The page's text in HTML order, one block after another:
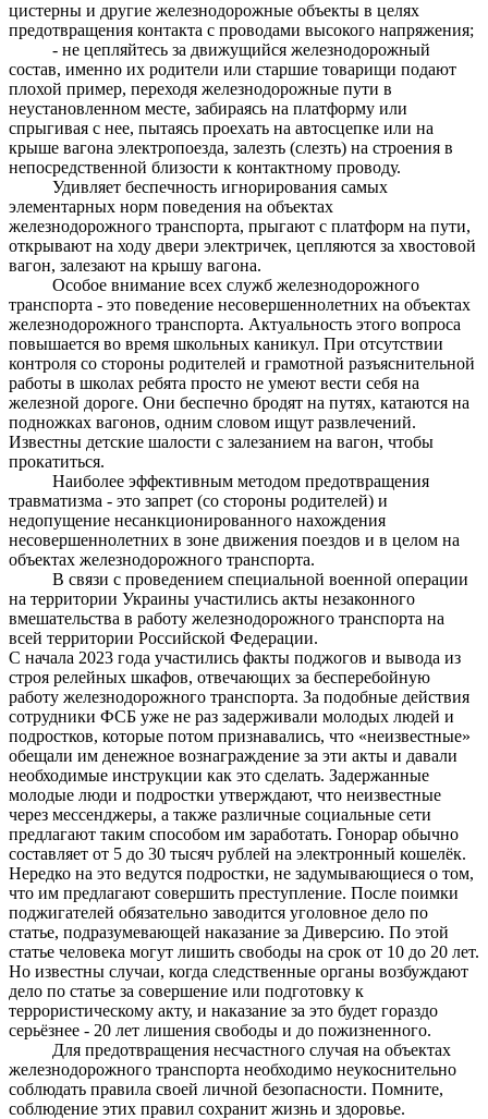
цистерны и другие железнодорожные объекты в целях
предотвращения контакта с проводами высокого напряжения;
- не цепляйтесь за движущийся железнодорожный
состав, именно их родители или старшие товарищи подают
плохой пример, переходя железнодорожные пути в
неустановленном месте, забираясь на платформу или
спрыгивая с нее, пытаясь проехать на автосцепке или на
крыше вагона электропоезда, залезть (слезть) на строения в
непосредственной близости к контактному проводу.
Удивляет беспечность игнорирования самых
элементарных норм поведения на объектах
железнодорожного транспорта, прыгают с платформ на пути,
открывают на ходу двери электричек, цепляются за хвостовой
вагон, залезают на крышу вагона.
Особое внимание всех служб железнодорожного
транспорта - это поведение несовершеннолетних на объектах
железнодорожного транспорта. Актуальность этого вопроса
повышается во время школьных каникул. При отсутствии
контроля со стороны родителей и грамотной разъяснительной
работы в школах ребята просто не умеют вести себя на
железной дороге. Они беспечно бродят на путях, катаются на
подножках вагонов, одним словом ищут развлечений.
Известны детские шалости с залезанием на вагон, чтобы
прокатиться.
Наиболее эффективным методом предотвращения
травматизма - это запрет (со стороны родителей) и
недопущение несанкционированного нахождения
несовершеннолетних в зоне движения поездов и в целом на
объектах железнодорожного транспорта.
В связи с проведением специальной военной операции
на территории Украины участились акты незаконного
вмешательства в работу железнодорожного транспорта на
всей территории Российской Федерации.
С начала 2023 года участились факты поджогов и вывода из
строя релейных шкафов, отвечающих за бесперебойную
работу железнодорожного транспорта. За подобные действия
сотрудники ФСБ уже не раз задерживали молодых людей и
подростков, которые потом признавались, что «неизвестные»
обещали им денежное вознаграждение за эти акты и давали
необходимые инструкции как это сделать. Задержанные
молодые люди и подростки утверждают, что неизвестные
через мессенджеры, а также различные социальные сети
предлагают таким способом им заработать. Гонорар обычно
составляет от 5 до 30 тысяч рублей на электронный кошелёк.
Нередко на это ведутся подростки, не задумывающиеся о том,
что им предлагают совершить преступление. После поимки
поджигателей обязательно заводится уголовное дело по
статье, подразумевающей наказание за Диверсию. По этой
статье человека могут лишить свободы на срок от 10 до 20 лет.
Но известны случаи, когда следственные органы возбуждают
дело по статье за совершение или подготовку к
террористическому акту, и наказание за это будет гораздо
серьёзнее - 20 лет лишения свободы и до пожизненного.
Для предотвращения несчастного случая на объектах
железнодорожного транспорта необходимо неукоснительно
соблюдать правила своей личной безопасности. Помните,
соблюдение этих правил сохранит жизнь и здоровье.